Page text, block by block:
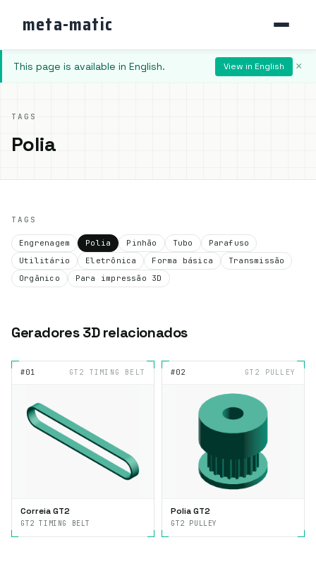
meta-matic
This page is available in English. View in English ×
TAGS
Polia
TAGS
Engrenagem Polia Pinhão Tubo
Parafuso
Utilitário
Eletrônica Forma básica
Transmissão
Orgânico
Para impressão 3D
Geradores 3D relacionados
#01 GT2 TIMING BELT
Correia GT2
GT2 TIMING BELT
#02 GT2 PULLEY
Polia GT2
GT2 PULLEY